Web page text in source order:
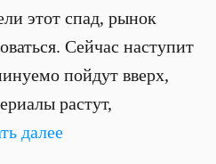
этот спад, рынок
Сейчас наступит
пойдут вверх,
растут,
далее